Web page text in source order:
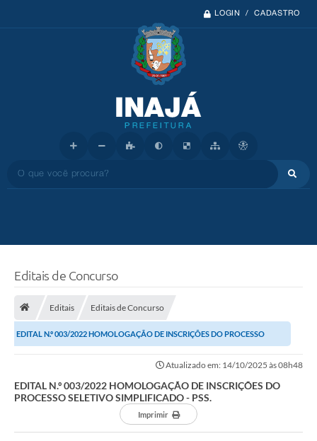
LOGIN / CADASTRO
O que você procura?
Editais de Concurso
Editais Editais de Concurso
EDITAL N.º 003/2022 HOMOLOGAÇÃO DE INSCRIÇÕES DO PROCESSO
Atualizado em: 14/10/2025 às 08h48
EDITAL N.º 003/2022 HOMOLOGAÇÃO DE INSCRIÇÕES DO
PROCESSO SELETIVO SIMPLIFICADO - PSS.
Imprimir